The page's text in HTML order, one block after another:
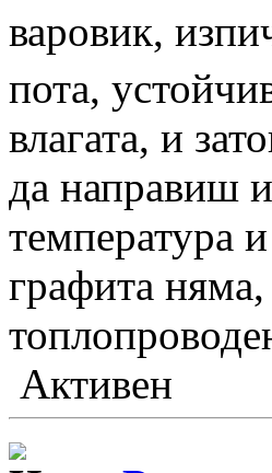
варовик,
пота,
влагата, и
да направиш
температура
графита
Активен